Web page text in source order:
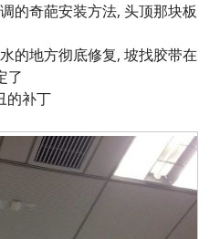
的奇葩安装方法, 头顶那块板
的地方彻底修复, 坡找胶带在
了
的补丁